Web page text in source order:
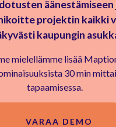
äänestämiseen
projektin kaikki
kaupungin
mielellämme lisää
30 min
tapaamisessa.
VARAA DEMO